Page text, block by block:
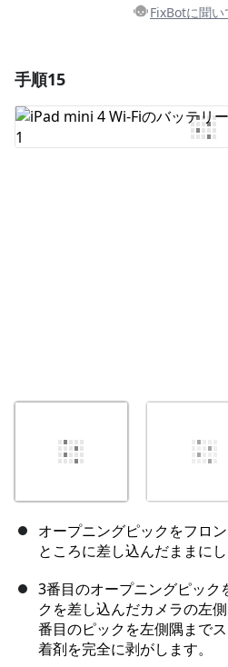
FixBotに聞い
コメントを追加
手順15
オープニングピックをフロ
ところに差し込んだままにし
3番目のオープニングピック
クを差し込んだカメラの左
番目のピックを左側隅まで
着剤を完全に剥がします。